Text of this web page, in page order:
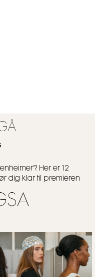
Her er 12
dig klar til premieren